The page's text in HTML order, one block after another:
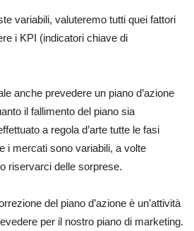
variabili, valuteremo tutti quei fattori
i KPI (indicatori chiave di
anche prevedere un piano d’azione
il fallimento del piano sia
a regola d’arte tutte le fasi
i mercati sono variabili, a volte
riservarci delle sorprese.
del piano d’azione è un’attività
per il nostro piano di marketing.